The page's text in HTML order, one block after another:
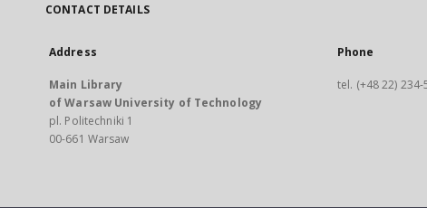
CONTACT DETAILS
Address
Main Library
of Warsaw University of Technology
pl. Politechniki 1
00-661 Warsaw
Phone
tel. (+48 22)